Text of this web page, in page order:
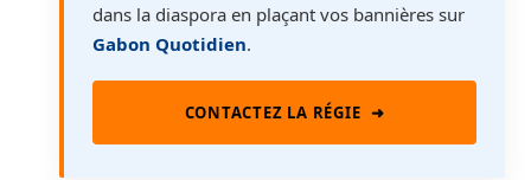
dans la diaspora en plaçant vos bannières sur
Gabon Quotidien.
CONTACTEZ LA RÉGIE ➜